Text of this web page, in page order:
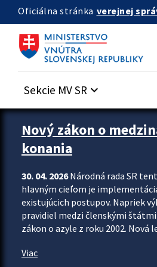
Preskocit na hlavný obsah
Oficiálna stránka verejnej
Sekcie MV SR keyboard_arrow_down
Zastavit automatický posun upútavok
Nový zákon o
konania
30. 04. 2026Národná rada SR
hlavným cieľom je
existujúcich postupov. Napriek
pravidiel medzi členskými
zákon o azyle z roku 2002. Nová
Viac